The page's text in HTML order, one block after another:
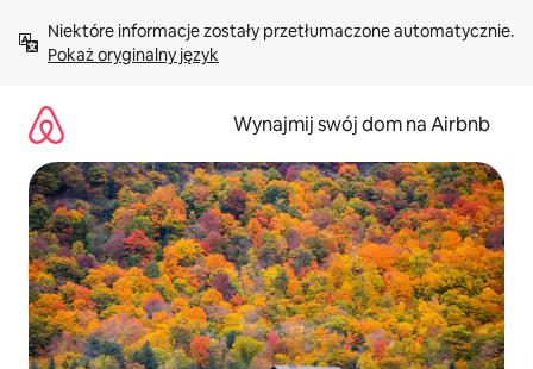
treści Pokaż oryginalny język
Wynajmij swój dom na Airbnb